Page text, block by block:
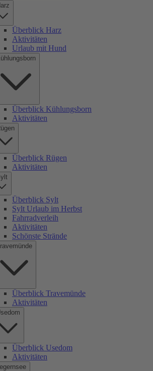
Überblick Harz
Aktivitäten
Urlaub mit Hund
Überblick Kühlungsborn
Aktivitäten
Überblick Rügen
Aktivitäten
Überblick Sylt
Sylt Urlaub im Herbst
Fahrradverleih
Aktivitäten
Schönste Strände
Überblick Travemünde
Aktivitäten
Überblick Usedom
Aktivitäten